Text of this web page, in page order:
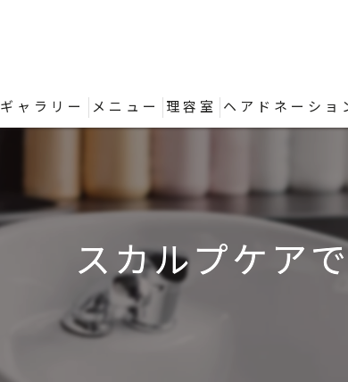
ギャラリー メニュー 理容室 ヘアドネーショ
スカルプケア